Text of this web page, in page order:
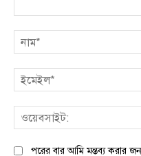
পরের বার আমি মন্তব্য করার